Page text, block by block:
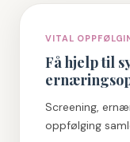
VITAL
Få hjelp til
Screening,
oppfølging